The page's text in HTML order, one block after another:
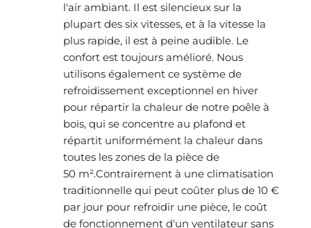
l'air ambiant. Il est silencieux sur la
plupart des six vitesses, et à la vitesse la
plus rapide, il est à peine audible. Le
confort est toujours amélioré. Nous
utilisons également ce système de
refroidissement exceptionnel en hiver
pour répartir la chaleur de notre poêle à
bois, qui se concentre au plafond et
répartit uniformément la chaleur dans
toutes les zones de la pièce de
50 m².Contrairement à une climatisation
traditionnelle qui peut coûter plus de 10 €
par jour pour refroidir une pièce, le coût
de fonctionnement d'un ventilateur sans